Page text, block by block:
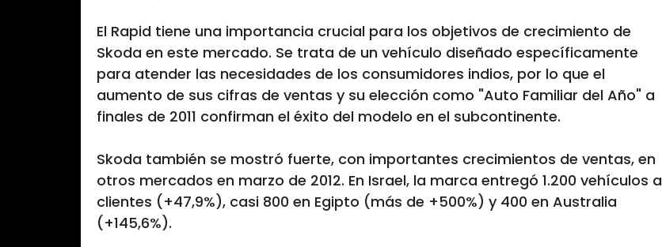
El Rapid tiene una importancia crucial para los objetivos de crecimiento de
Skoda en este mercado. Se trata de un vehículo diseñado específicamente
para atender las necesidades de los consumidores indios, por lo que el
aumento de sus cifras de ventas y su elección como "Auto Familiar del Año" a
finales de 2011 confirman el éxito del modelo en el subcontinente.
Skoda también se mostró fuerte, con importantes crecimientos de ventas, en
otros mercados en marzo de 2012. En Israel, la marca entregó 1.200 vehículos a
clientes (+47,9%), casi 800 en Egipto (más de +500%) y 400 en Australia
(+145,6%).